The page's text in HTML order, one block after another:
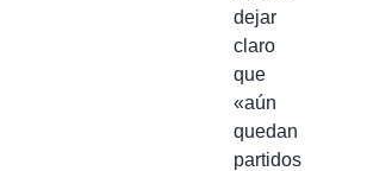
dejar
claro
que
«aún
quedan
partidos